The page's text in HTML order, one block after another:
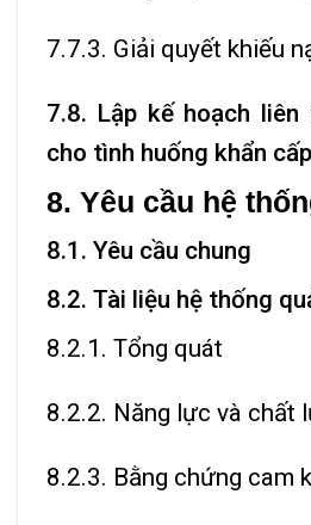
7.7.3. Giải quyết khiếu
7.8. Lập kế hoạch
cho tình huống khẩn cấp
8. Yêu cầu hệ
8.1. Yêu cầu chung
8.2. Tài liệu hệ thống
8.2.1. Tổng quát
8.2.2. Năng lực và chất
8.2.3. Bằng chứng cam